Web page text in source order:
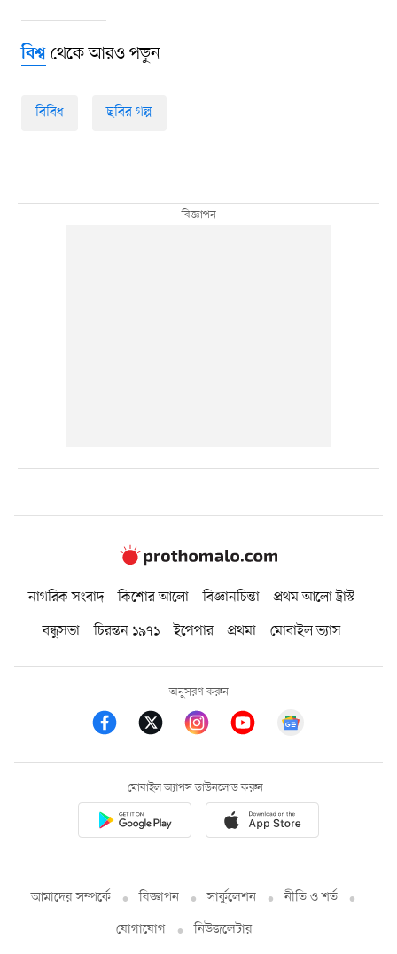
বিশ্বথেকে আরও পড়ুন
বিবিধ ছবির গল্প
নাগরিক সংবাদ কিশোর আলো বিজ্ঞানচিন্তা
প্রথম আলো ট্রাস্ট
বন্ধুসভা
চিরন্তন ১৯৭১ ইপেপার প্রথমা মোবাইল ভ্যাস
অনুসরণ করুন
মোবাইল অ্যাপস ডাউনলোড করুন
আমাদের সম্পর্কে বিজ্ঞাপন সার্কুলেশন
নীতি ও শর্ত
যোগাযোগ
নিউজলেটার